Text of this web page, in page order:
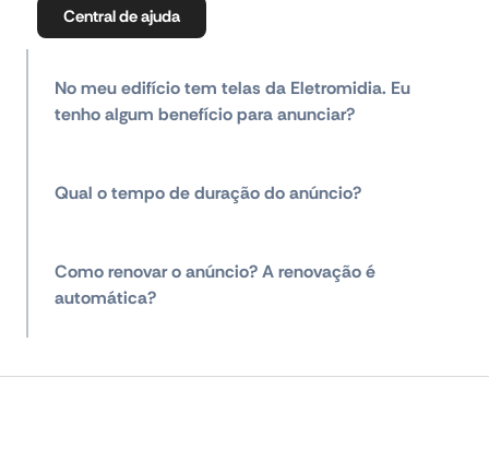
Central de ajuda
No meu edifício tem telas da Eletromidia. Eu
tenho algum benefício para anunciar?
Qual o tempo de duração do anúncio?
Como renovar o anúncio? A renovação é
automática?